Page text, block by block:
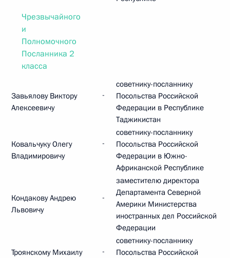
Чрезвычайного
и
Полномочного
Посланника 2
класса
Завьялову Виктору
Алексеевичу
-
советнику-посланнику
Посольства Российской
Федерации в Республике
Таджикистан
Ковальчуку Олегу
Владимировичу
-
советнику-посланнику
Посольства Российской
Федерации в Южно-
Африканской Республике
Кондакову Андрею
Львовичу
-
заместителю директора
Департамента Северной
Америки Министерства
иностранных дел Российской
Федерации
Троянскому Михаилу
-
советнику-посланнику
Посольства Российской